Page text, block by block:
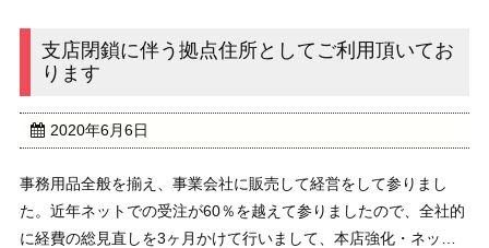
の収益状態は、お得意様だけで中々増加できません。...
支店閉鎖に伴う拠点住所としてご利用頂いてお
ります
2020年6月6日
事務用品全般を揃え、事業会社に販売して経営をして参りまし
た。近年ネットでの受注が60％を越えて参りましたので、全社的
に経費の総見直しを3ヶ月かけて行いまして、本店強化・ネット